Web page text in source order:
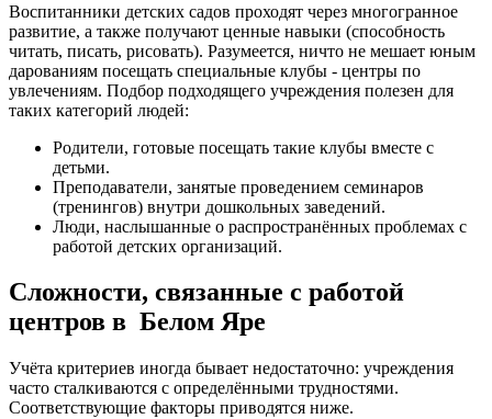
Воспитанники детских садов проходят через многогранное
развитие, а также получают ценные навыки (способность
читать, писать, рисовать). Разумеется, ничто не мешает юным
дарованиям посещать специальные клубы - центры по
увлечениям. Подбор подходящего учреждения полезен для
таких категорий людей:
Родители, готовые посещать такие клубы вместе с
детьми.
Преподаватели, занятые проведением семинаров
(тренингов) внутри дошкольных заведений.
Люди, наслышанные о распространённых проблемах с
работой детских организаций.
Сложности, связанные с работой
центров в Белом Яре
Учёта критериев иногда бывает недостаточно: учреждения
часто сталкиваются с определёнными трудностями.
Соответствующие факторы приводятся ниже.